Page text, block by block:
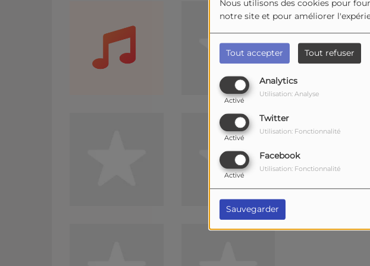
Nous utilisons des cookies pour
notre site et pour améliorer
Tout accepter Tout refuser
Analytics
Activé
Utilisation: Analyse
Twitter
Activé
Utilisation: Fonctionnalité
Facebook
Activé
Utilisation: Fonctionnalité
Sauvegarder